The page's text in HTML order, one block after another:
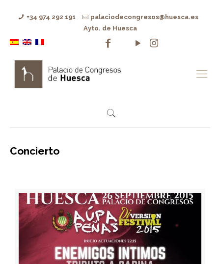
+34 974 292 191
palaciodecongresos@huesca.es
Ayto. de Huesca
Concierto